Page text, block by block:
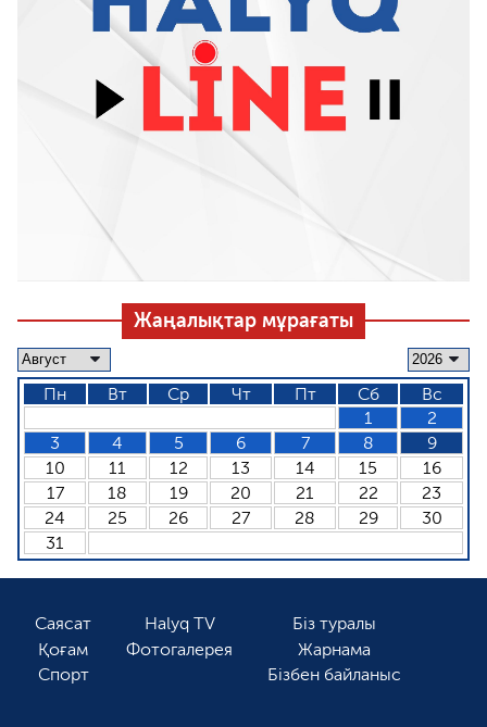
Жаңалықтар мұрағаты
Пн Вт Ср Чт Пт Сб
Вс
1
2
3
4 5 6 7 8
9
10
11 12 13 14 15
16
17
18 19 20 21 22
23
24
25 26 27 28 29
30
31
Саясат
Қоғам
Спорт
Halyq TV
Фотогалерея
Біз туралы
Жарнама
Бізбен байланыс